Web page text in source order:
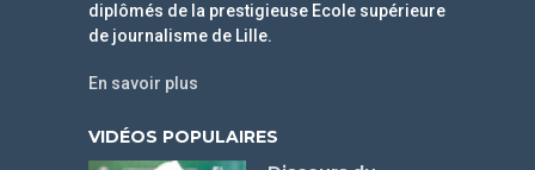
diplômés de la prestigieuse Ecole supérieure
de journalisme de Lille.
En savoir plus
VIDÉOS POPULAIRES